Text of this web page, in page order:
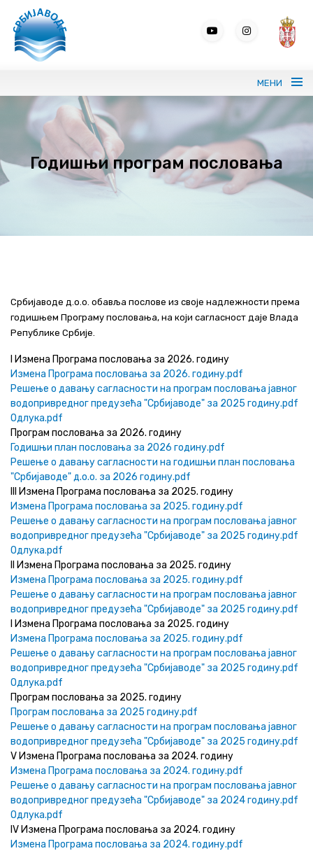
МЕНИ
Портрет СРБИЈАВОДЕ
Вода без граница
Управљање водама
Програми и извештаји
Актуелно
Контакт
+381 11 311 94 00 office@srbijavode.rs
Годишњи програм пословања
Србијаводе д.о.о. обавља послове из своје надлежности према
годишњем Програму пословања, на који сагласност даје Влада
Републике Србије.
I Измена Програма пословања за 2026. годину
Измена Програма пословања за 2026. годину.pdf
Решење о давању сагласности на програм пословања јавног
водопривредног предузећа "Србијаводе" за 2025 годину.pdf
Одлука.pdf
Програм пословања за 2026. годину
Годишњи план пословања за 2026 годину.pdf
Решење о давању сагласности на годишњи план пословања
"Србијаводе" д.о.о. за 2026 годину.pdf
III Измена Програма пословања за 2025. годину
Измена Програма пословања за 2025. годину.pdf
Решење о давању сагласности на програм пословања јавног
водопривредног предузећа "Србијаводе" за 2025 годину.pdf
Одлука.pdf
II Измена Програма пословања за 2025. годину
Измена Програма пословања за 2025. годину.pdf
Решење о давању сагласности на програм пословања јавног
водопривредног предузећа "Србијаводе" за 2025 годину.pdf
I Измена Програма пословања за 2025. годину
Измена Програма пословања за 2025. годину.pdf
Решење о давању сагласности на програм пословања јавног
водопривредног предузећа "Србијаводе" за 2025 годину.pdf
Одлука.pdf
Програм пословања за 2025. годину
Програм пословања за 2025 годину.pdf
Решење о давању сагласности на програм пословања јавног
водопривредног предузећа "Србијаводе" за 2025 годину.pdf
V Измена Програма пословања за 2024. годину
Измена Програма пословања за 2024. годину.pdf
Решење о давању сагласности на програм пословања јавног
водопривредног предузећа "Србијаводе" за 2024 годину.pdf
Одлука.pdf
IV Измена Програма пословања за 2024. годину
Измена Програма пословања за 2024. годину.pdf